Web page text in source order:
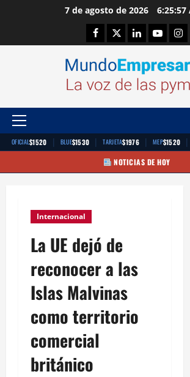
7 de agosto de 2026 6:25:58
Facebook
TwitterLinkedinYoutube
Menú
principal
OFICIAL$1520 | BLUE$1530 | TARJETA$1976 | MEP$1520 |
NOTICIAS DE HOY
Internacional
La UE dejó de
reconocer a las
Islas Malvinas
como territorio
comercial
británico